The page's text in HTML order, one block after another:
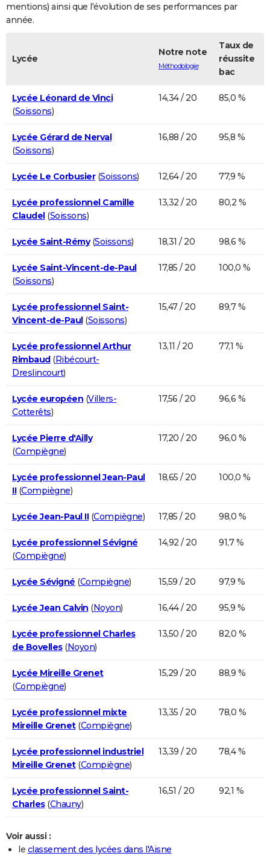
Bricolage
Lifestyle
Culture
Sport
Auto
Television
Voyage
Cinema
mentions) ainsi que l'évolution de ses performances par
année.
Lycée
Notre note
Méthodologie
Taux de
réussite
bac
Lycée Léonard de Vinci
(Soissons)
14,34 / 20 85,0 %
Lycée Gérard de Nerval
(Soissons)
16,88 / 20 95,8 %
Lycée Le Corbusier(Soissons) 12,64 / 20 77,9 %
Lycée professionnel Camille
Claudel(Soissons)
13,32 / 20 80,2 %
Lycée Saint-Rémy(Soissons) 18,31 / 20 98,6 %
Lycée Saint-Vincent-de-Paul
(Soissons)
17,85 / 20 100,0 %
Lycée professionnel Saint-
Vincent-de-Paul(Soissons)
15,47 / 20 89,7 %
Lycée professionnel Arthur
Rimbaud(Ribécourt-
Dreslincourt)
13,11 / 20 77,1 %
Lycée européen (Villers-
Cotterêts)
17,56 / 20 96,6 %
Lycée Pierre d'Ailly
(Compiègne)
17,20 / 20 96,0 %
Lycée professionnel Jean-Paul
II(Compiègne)
18,65 / 20 100,0 %
Lycée Jean-Paul II(Compiègne) 17,85 / 20 98,0 %
Lycée professionnel Sévigné
(Compiègne)
14,92 / 20 91,7 %
Lycée Sévigné (Compiègne) 15,59 / 20 97,9 %
Lycée Jean Calvin (Noyon) 16,44 / 20 95,9 %
Lycée professionnel Charles
de Bovelles(Noyon)
13,50 / 20 82,0 %
Lycée Mireille Grenet
(Compiègne)
15,29 / 20 88,9 %
Lycée professionnel mixte
Mireille Grenet(Compiègne)
13,35 / 20 78,0 %
Lycée professionnel industriel
Mireille Grenet(Compiègne)
13,39 / 20 78,4 %
Lycée professionnel Saint-
Charles(Chauny)
16,51 / 20 92,1 %
Voir aussi :
le classement des lycées dans l'Aisne